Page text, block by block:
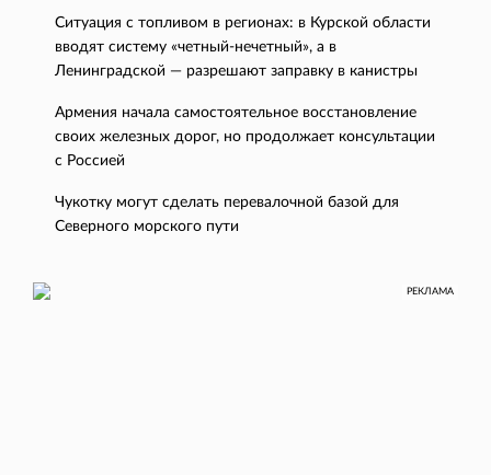
Ситуация с топливом в регионах: в Курской области
вводят систему «четный-нечетный», а в
Ленинградской — разрешают заправку в канистры
Армения начала самостоятельное восстановление
своих железных дорог, но продолжает консультации
с Россией
Чукотку могут сделать перевалочной базой для
Северного морского пути
РЕКЛАМА